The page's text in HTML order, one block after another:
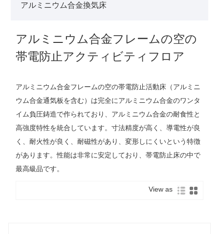
アルミニウム合金換気床
アルミニウム合金フレームの空の
帯電防止アクティビティフロア
アルミニウム合金フレームの空の帯電防止活動床（アルミニ
ウム合金通気板を含む）は完全にアルミニウム合金のワンタ
イム負圧鋳造で作られており、アルミニウム合金の耐食性と
高強度特性を統合しています。寸法精度が高く、導電性が良
く、耐火性が良く、耐磁性があり、変形しにくいという特徴
があります。性能は非常に安定しており、帯電防止床の中で
最高級品です。
View as